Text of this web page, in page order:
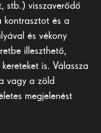
stb.) visszaverődő
kontrasztot és a
és vékony
illeszthető,
is. Válassza
vagy a zöld
megjelenést